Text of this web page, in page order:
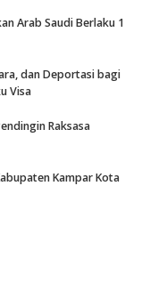
Arab Saudi Berlaku 1
dan Deportasi bagi
Visa
Raksasa
Kampar Kota